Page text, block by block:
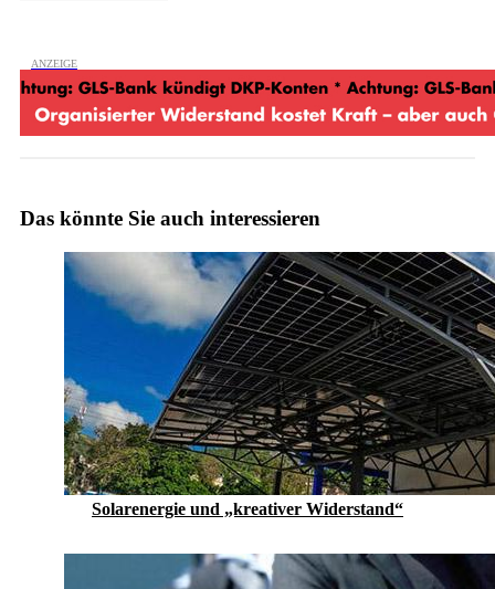
Das könnte Sie auch interessieren
Solarenergie und „kreativer Widerstand“